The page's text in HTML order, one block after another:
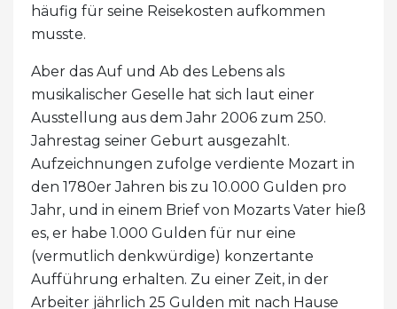
häufig für seine Reisekosten aufkommen
musste.
Aber das Auf und Ab des Lebens als
musikalischer Geselle hat sich laut einer
Ausstellung aus dem Jahr 2006 zum 250.
Jahrestag seiner Geburt ausgezahlt.
Aufzeichnungen zufolge verdiente Mozart in
den 1780er Jahren bis zu 10.000 Gulden pro
Jahr, und in einem Brief von Mozarts Vater hieß
es, er habe 1.000 Gulden für nur eine
(vermutlich denkwürdige) konzertante
Aufführung erhalten. Zu einer Zeit, in der
Arbeiter jährlich 25 Gulden mit nach Hause